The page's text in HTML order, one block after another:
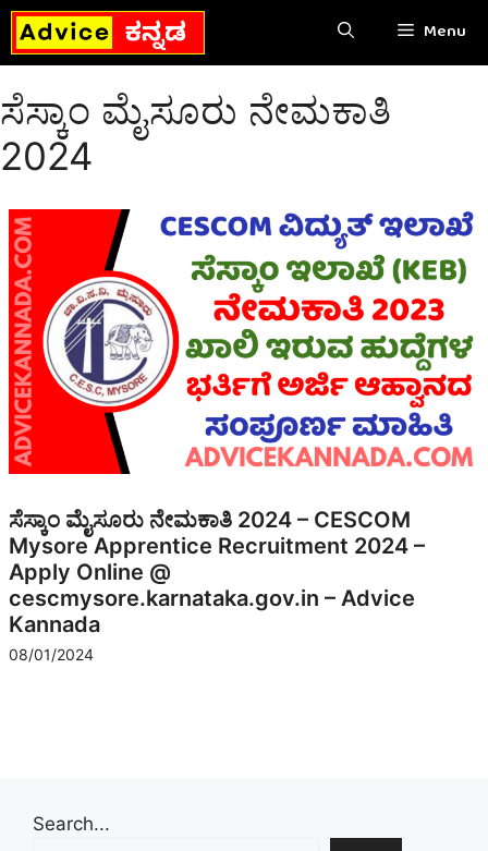
Skip
content
Menu
ಸೆಸ್ಕಾಂ ಮೈಸೂರು ನೇಮಕಾತಿ
2024
ಸೆಸ್ಕಾಂ ಮೈಸೂರು ನೇಮಕಾತಿ 2024 – CESCOM
Mysore Apprentice Recruitment 2024 –
Apply Online @
cescmysore.karnataka.gov.in – Advice
Kannada
08/01/2024
Search...